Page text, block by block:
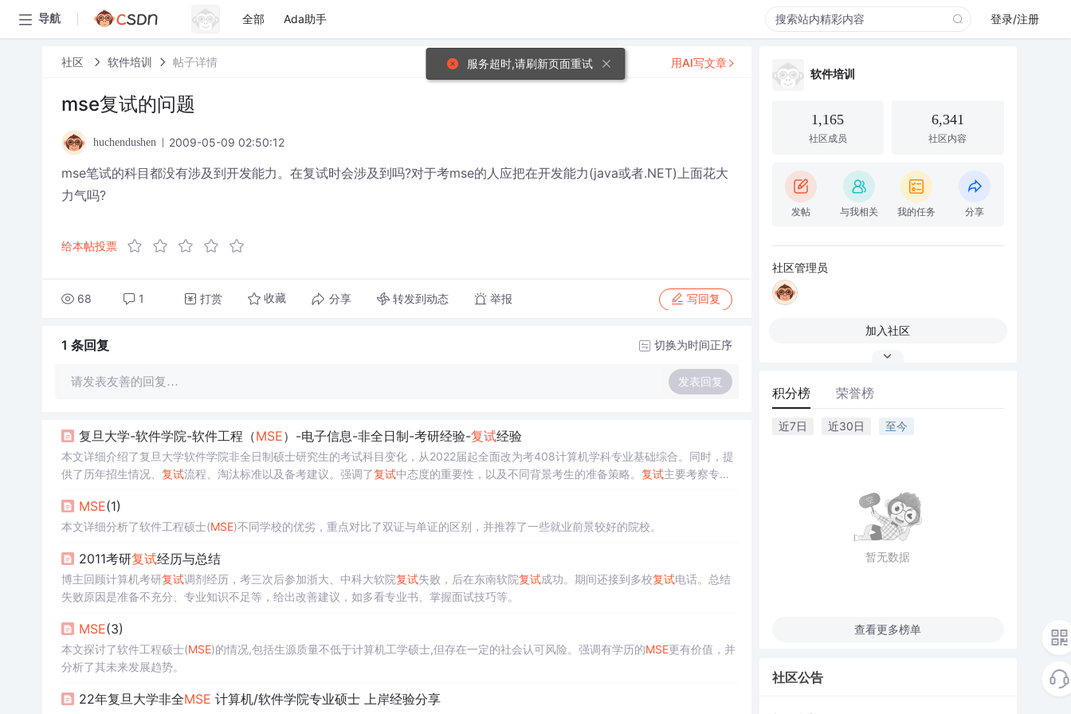
导航 全部 Ada助手 登录/注册
社区 软件培训 帖子详情
mse复试的问题
huchendushen 2009-05-09 02:50:12
mse笔试的科目都没有涉及到开发能力。在复试时会涉及到吗?对于考mse的人应把在开发能力(java或者.NET)上面花大
力气吗?
给本帖投票
68 1 打赏 收藏 分享 转发到动态 举报 写回复
用AI写文章
1 条回复 切换为时间正序
请发表友善的回复… 发表回复
复旦大学-软件学院-软件工程（MSE）-电子信息-非全日制-考研经验-复试经验
本文详细介绍了复旦大学软件学院非全日制硕士研究生的考试科目变化，从2022届起全面改为考408计算机学科专业基础综合。同时，提
供了历年招生情况、 复试流程、淘汰标准以及备考建议。强调了复试中态度的重要性，以及不同背景考生的准备策略。 复试主要考察专业
MSE(1)
本文详细分析了软件工程硕士(MSE)不同学校的优劣，重点对比了双证与单证的区别，并推荐了一些就业前景较好的院校。
2011考研复试经历与总结
博主回顾计算机考研复试调剂经历，考三次后参加浙大、中科大软院复试失败，后在东南软院复试成功。期间还接到多校复试电话。总结
失败原因是准备不充分、专业知识不足等，给出改善建议，如多看专业书、掌握面试技巧等。
MSE(3)
本文探讨了软件工程硕士(MSE)的情况,包括生源质量不低于计算机工学硕士,但存在一定的社会认可风险。强调有学历的MSE更有价值，并
分析了其未来发展趋势。
22年复旦大学非全MSE 计算机/软件学院专业硕士 上岸经验分享
软件培训
1,165
社区成员
6,341
社区内容
发帖 与我相关 我的任务 分享
社区管理员
加入社区
积分榜 荣誉榜
近7日 近30日 至今
暂无数据
查看更多榜单
社区公告
服务超时,请刷新页面重试